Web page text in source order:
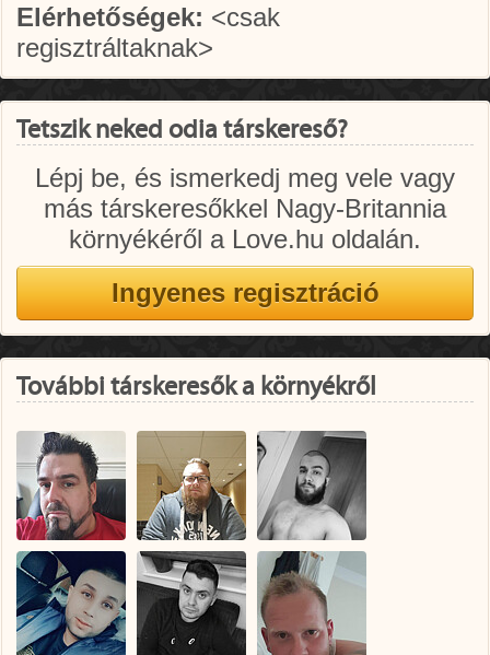
Elérhetőségek: <csak
regisztráltaknak>
Tetszik neked odia társkereső?
Lépj be, és ismerkedj meg vele vagy
más társkeresőkkel Nagy-Britannia
környékéről a Love.hu oldalán.
További társkeresők a környékről